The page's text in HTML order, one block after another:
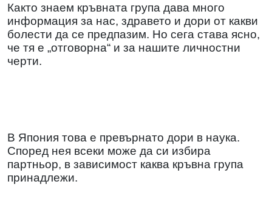
Както знаем кръвната група дава много
информация за нас, здравето и дори от какви
болести да се предпазим. Но сега става ясно,
че тя е „отговорна“ и за нашите личностни
черти.
В Япония това е превърнато дори в наука.
Според нея всеки може да си избира
партньор, в зависимост каква кръвна група
принадлежи.